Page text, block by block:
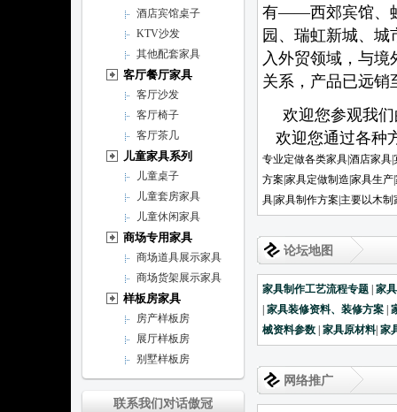
酒店宾馆桌子
KTV沙发
其他配套家具
客厅餐厅家具
客厅沙发
客厅椅子
客厅茶几
儿童家具系列
儿童桌子
儿童套房家具
儿童休闲家具
商场专用家具
商场道具展示家具
商场货架展示家具
样板房家具
房产样板房
展厅样板房
别墅样板房
联系我们对话傲冠
有——西郊宾馆、
园、瑞虹新城、
入外贸领域，与
关系，产品已
欢迎您参观我们
欢迎您通过各种
专业定做各类家具|酒店家具
方案|家具定做制造|家具生
具|家具制作方案|主要以木
论坛地图
家具制作工艺流程专题 家
家具装修资料、装修方案
械资料参数 家具原材料 家
网络推广